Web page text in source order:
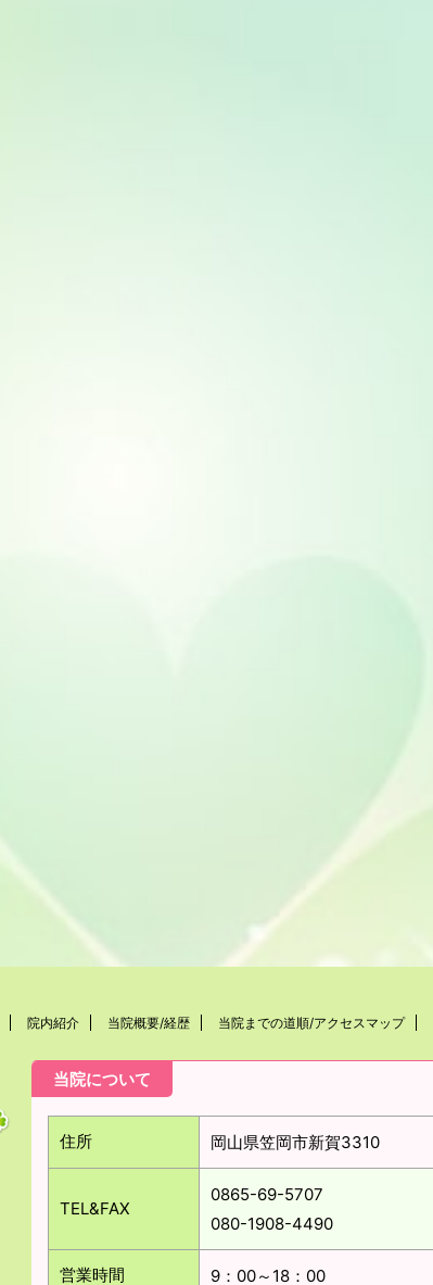
院内紹介 当院概要/経歴 当院までの道順/アクセスマップ
当院について
住所 岡山県笠岡市新賀3310
TEL&FAX
0865-69-5707
080-1908-4490
営業時間 9：00～18：00